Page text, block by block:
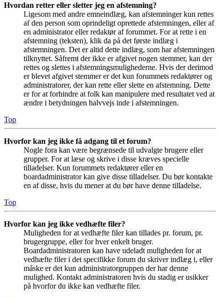
Hvordan retter eller sletter jeg en afstemning?
Ligesom med andre emneindlæg, kan afstemninger kun rettes
af den person som oprindeligt oprettede afstemningen, eller af
en administrator eller redaktør af forummet. For at rette i en
afstemning (teksten), klik da på det første indlæg i
afstemningen. Det er altid dette indlæg, som har afstemningen
tilknyttet. Såfremt der ikke er afgivet nogen stemmer, kan der
rettes og slettes i afstemningsmulighederne. Hvis der derimod
er blevet afgivet stemmer er det kun forummets redaktører og
administratorer, der kan rette eller slette en afstemning. Dette
er for at forhindre at folk kan manipulere med resultatet ved at
ændre i betydningen halvvejs inde i afstemningen.
Top
Hvorfor kan jeg ikke få adgang til et forum?
Nogle fora kan være begrænsede til udvalgte brugere eller
grupper. For at læse og skrive i disse kræves specielle
tilladelser. Kun forummets redaktører eller en
boardadministrator kan give disse tilladelser. Du bør kontakte
en af disse, hvis du mener at du bør have denne tilladelse.
Top
Hvorfor kan jeg ikke vedhæfte filer?
Muligheden for at vedhæfte filer kan tillades pr. forum, pr.
brugergruppe, eller for hver enkelt bruger.
Boardadministratoren kan have udeladt muligheden for at
vedhæfte filer i det specifikke forum du skriver indlæg i, eller
måske er det kun administratorgruppen der har denne
mulighed. Kontakt administratoren hvis du stadig er usikker
på hvorfor du ikke kan vedhæfte filer.